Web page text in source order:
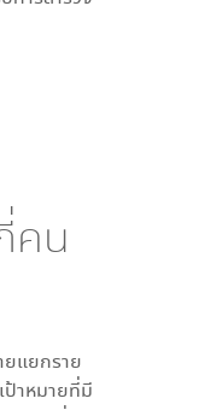
คน
ยแยกราย
าหมายที่มี